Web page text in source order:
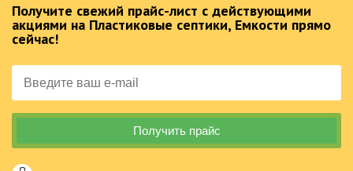
Получите свежий прайс-лист с действующими
акциями на Пластиковые септики, Емкости прямо
сейчас!